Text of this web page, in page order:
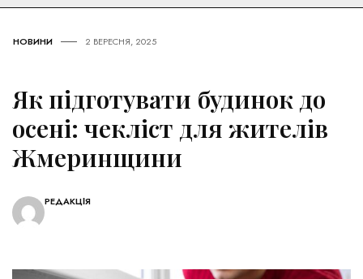
НОВИНИ 2 ВЕРЕСНЯ, 2025
Як підготувати будинок до
осені: чекліст для жителів
Жмеринщини
РЕДАКЦІЯ